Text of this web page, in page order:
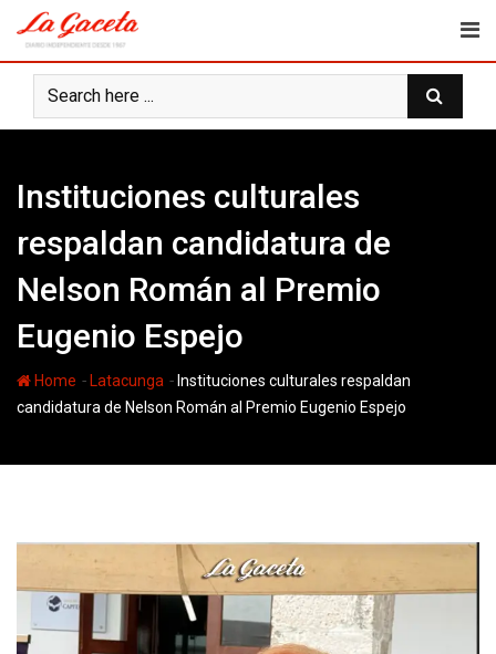
content
Instituciones culturales
respaldan candidatura de
Nelson Román al Premio
Eugenio Espejo
Home - Latacunga - Instituciones culturales respaldan
candidatura de Nelson Román al Premio Eugenio Espejo